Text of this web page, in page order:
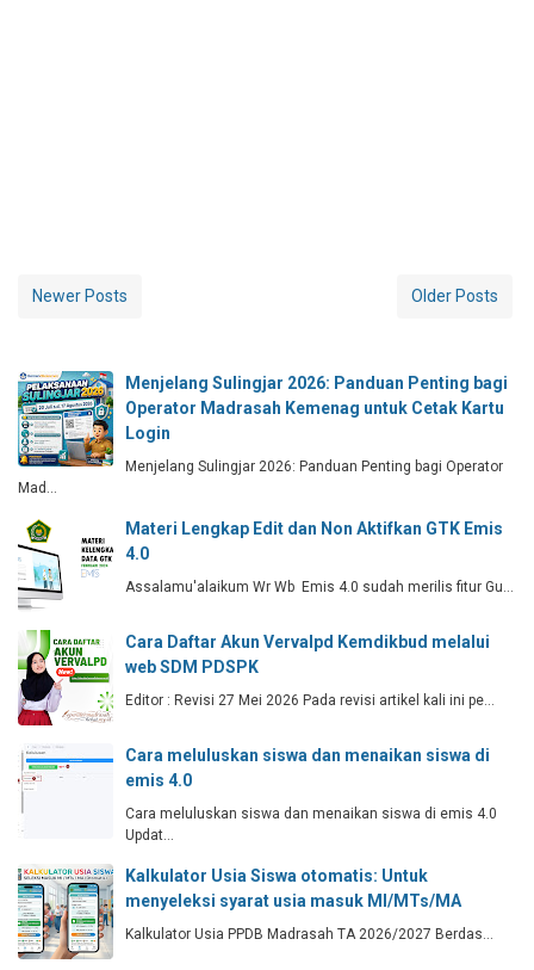
Newer Posts Older Posts
Menjelang Sulingjar 2026: Panduan Penting bagi
Operator Madrasah Kemenag untuk Cetak Kartu
Login
Menjelang Sulingjar 2026: Panduan Penting bagi Operator
Mad…
Materi Lengkap Edit dan Non Aktifkan GTK Emis
4.0
Assalamu'alaikum Wr Wb Emis 4.0 sudah merilis fitur Gu…
Cara Daftar Akun Vervalpd Kemdikbud melalui
web SDM PDSPK
Editor : Revisi 27 Mei 2026 Pada revisi artikel kali ini pe…
Cara meluluskan siswa dan menaikan siswa di
emis 4.0
Cara meluluskan siswa dan menaikan siswa di emis 4.0
Updat…
Kalkulator Usia Siswa otomatis: Untuk
menyeleksi syarat usia masuk MI/MTs/MA
Kalkulator Usia PPDB Madrasah TA 2026/2027 Berdas…